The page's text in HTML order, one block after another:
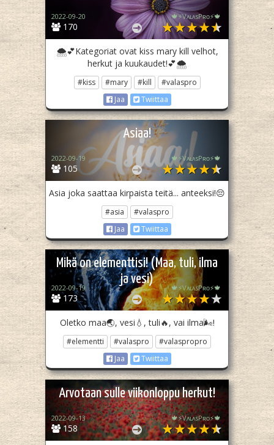
170
2022-09-20 🍁⚡️VᴀʟᴀsPʀᴏ⚡️🍁
🌨💕Kategoriat ovat kiss mary kill velhot,
herkut ja kuukaudet!💕🌨
#kiss #mary #kill
#valaspro
Jaa
Twiittaa
Asiaa!
105
2022-09-19 🍁⚡️VᴀʟᴀsPʀᴏ⚡️🍁
Asia joka saattaa kirpaista teitä... anteeksi!😔
#asia
#valaspro
Jaa
Twiittaa
Mikä on elementtisi! (Maa, tuli, ilma
ja vesi)
173
2022-09-19 🍁⚡️VᴀʟᴀsPʀᴏ⚡️🍁
Oletko maa🌏, vesi💧, tuli🔥, vai ilma🌬!
#elementti #valaspro
#valaspropro
Jaa
Twiittaa
Arvotaan sulle viikonloppu herkut!
158
2022-09-13 🍁⚡️VᴀʟᴀsPʀᴏ⚡️🍁